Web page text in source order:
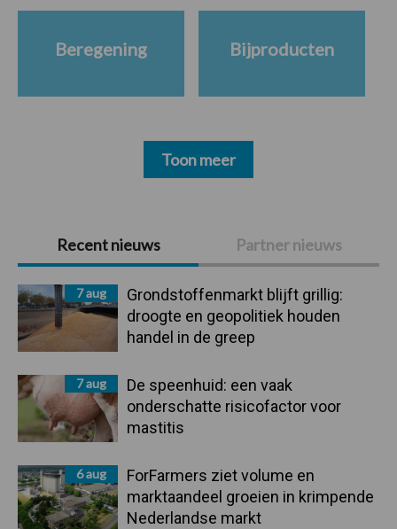
Primaire
Sidebar
Recent nieuws Partner nieuws
7 aug
Grondstoffenmarkt blijft grillig:
droogte en geopolitiek houden
handel in de greep
7 aug
De speenhuid: een vaak
onderschatte risicofactor voor
mastitis
6 aug
ForFarmers ziet volume en
marktaandeel groeien in krimpende
Nederlandse markt
Beregening Bijproducten
Toon meer